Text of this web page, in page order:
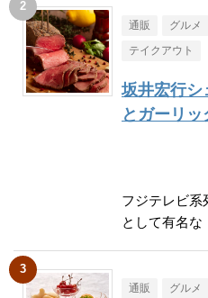
通販 グルメ
テイクアウト
坂井宏行シ
とガーリ
フジテレビ系
として有名な
通販 グルメ